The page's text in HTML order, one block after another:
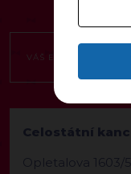
Celostátní
Opletalova 1603/